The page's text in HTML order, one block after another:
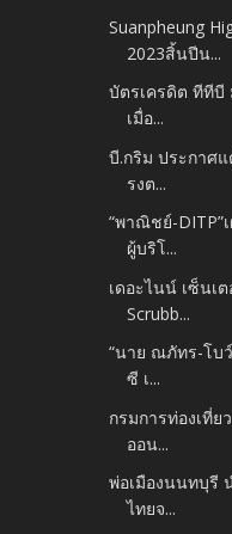
Suanpheung
2023สิ้นปีน...
บัตรเครดิต ทีทีบี
เมื่อ...
บี.กริม ประกาศ
รงต...
“พาณิชย์-DITP”
ผู้บริโ...
เดอะไนน์ เซ็นเ
Scrubb...
“นาย ณภัทร-โบ
ซี เ...
กรมการท่องเที่ย
ออน...
พ่อเมืองนนทบุรี
ไทยจ...